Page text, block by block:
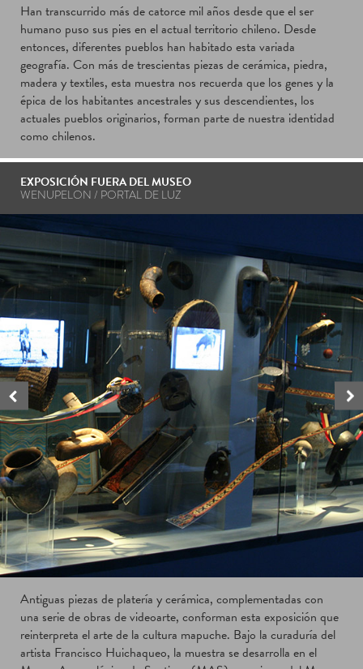
Han transcurrido más de catorce mil años desde que el ser
humano puso sus pies en el actual territorio chileno. Desde
entonces, diferentes pueblos han habitado esta variada
geografía. Con más de trescientas piezas de cerámica, piedra,
madera y textiles, esta muestra nos recuerda que los genes y la
épica de los habitantes ancestrales y sus descendientes, los
actuales pueblos originarios, forman parte de nuestra identidad
como chilenos.
EXPOSICIÓN FUERA DEL MUSEO
WENUPELON / PORTAL DE LUZ
Antiguas piezas de platería y cerámica, complementadas con
una serie de obras de videoarte, conforman esta exposición que
reinterpreta el arte de la cultura mapuche. Bajo la curaduría del
artista Francisco Huichaqueo, la muestra se desarrolla en el